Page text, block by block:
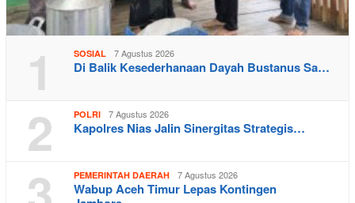
1 SOSIAL 7 Agustus 2026
Di Balik Kesederhanaan Dayah Bustanus Sa…
2 POLRI 7 Agustus 2026
Kapolres Nias Jalin Sinergitas Strategis…
PEMERINTAH DAERAH 7 Agustus 2026
Wabup Aceh Timur Lepas Kontingen